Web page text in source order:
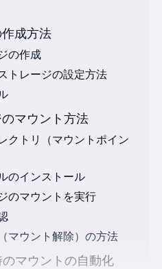
成方法
の作成
トレージの設定方法
マウント方法
クトリ（マウントポイン
のインストール
のマウントを実行
マウント解除）の方法
マウントの自動化